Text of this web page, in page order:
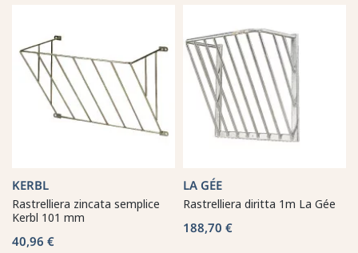
KERBL
Rastrelliera zincata semplice
Kerbl 101 mm
40,96 €
LA GÉE
Rastrelliera diritta 1m La Gée
188,70 €